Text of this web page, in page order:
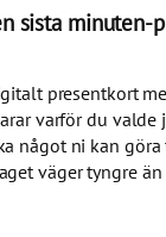
sista minuten-
presentkort
varför du valde
något ni kan
väger tyngre